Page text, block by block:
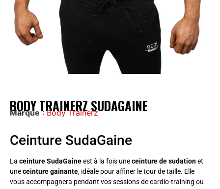
BODY TRAINERZ SUDAGAINE
Marque :Body Trainerz
Ceinture SudaGaine
La ceinture SudaGaineest à la fois uneceinture de sudationet
uneceinture gainante, idéale pour affiner le tour de taille. Elle
vous accompagnera pendant vos sessions de cardio-training ou